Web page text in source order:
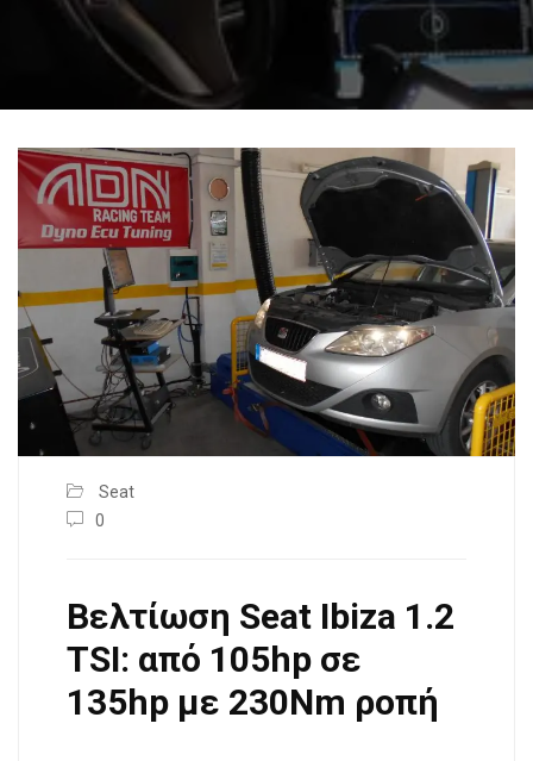
Seat
0
Βελτίωση Seat Ibiza 1.2
TSI: από 105hp σε
135hp με 230Nm ροπή